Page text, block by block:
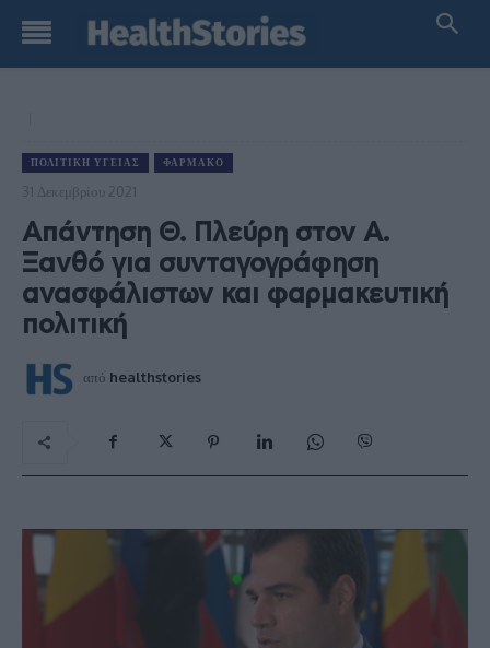
ΠΟΛΙΤΙΚΉ ΥΓΕΊΑΣ ΦΆΡΜΑΚΟ
31 Δεκεμβρίου 2021
Απάντηση Θ. Πλεύρη στον Α.
Ξανθό για συνταγογράφηση
ανασφάλιστων και φαρμακευτική
πολιτική
από healthstories